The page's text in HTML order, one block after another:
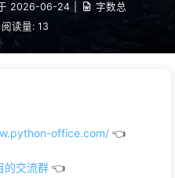
2026-06-24
字数总
阅读量: 13
office.com/ 👈
的交流群 👈